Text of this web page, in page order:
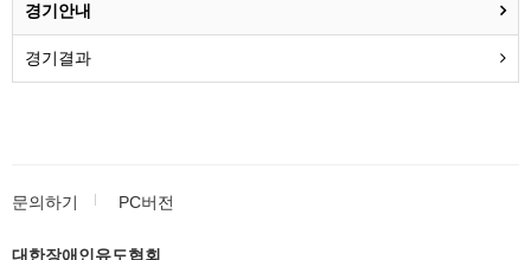
경기안내
경기결과
문의하기 PC버전
대한장애인유도협회